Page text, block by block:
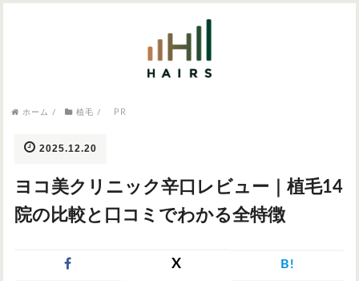
AGA
ホーム / 植毛 / PR
2025.12.20
ヨコ美クリニック辛口レビュー｜植毛14
院の比較と口コミでわかる全特徴
X B!
気になるワードから記事を探す
症状・悩みから記事を探す